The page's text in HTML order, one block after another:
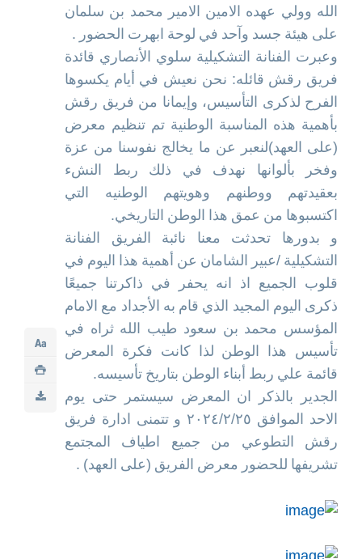
الله وولي عهده الامين الامير محمد بن سلمان
على هيئة جسد وآحد في لوحة ابهرت الحضور .
وعبرت الفنانة التشكيلية سلوي الأنصاري قائدة
فريق رقش قائله: نحن نعيش في أيام يكسوها
الفرح لذكرى التأسيس، وإيمانا من فريق رقش
بأهمية هذه المناسبة الوطنية تم تنظيم معرض
(على العهد)لنعبر عن ما يخالج نفوسنا من عزة
وفخر بألوانها نهدف في ذلك ربط النشء
بعقيدتهم ووطنهم وهويتهم الوطنيه التي
اكتسبوها من عمق هذا الوطن التاريخي.
و بدورها تحدثت معنا نائبة الفريق الفنانة
التشكيلية /عبير الشامان عن أهمية هذا اليوم في
قلوب الجميع اذ انه يحفر في ذاكرتنا جميعًا
ذكرى اليوم المجيد الذي قام به الأجداد مع الامام
المؤسس محمد بن سعود طيب الله ثراه في
تأسيس هذا الوطن لذا كانت فكرة المعرض
قائمة علي ربط أبناء الوطن بتاريخ تأسيسه.
الجدير بالذكر ان المعرض سيستمر حتى يوم
الاحد الموافق ٢٠٢٤/٢/٢٥ و تتمنى ادارة فريق
رقش التطوعي من جميع اطياف المجتمع
تشريفها للحضور معرض الفريق (على العهد) .